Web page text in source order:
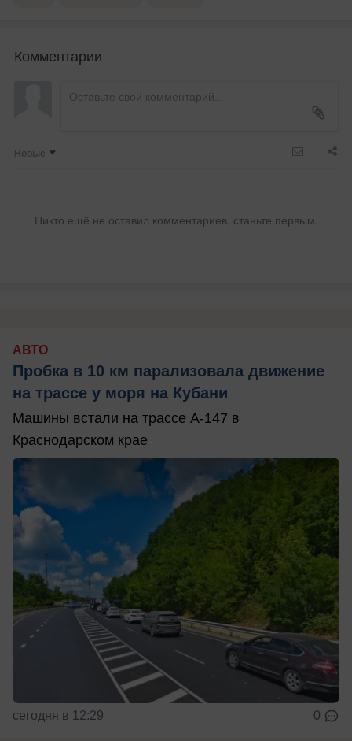
Комментарии
Новые
Никто ещё не оставил комментариев, станьте первым.
АВТО
Пробка в 10 км парализовала движение
на трассе у моря на Кубани
Машины встали на трассе А-147 в
Краснодарском крае
сегодня в 12:29 0